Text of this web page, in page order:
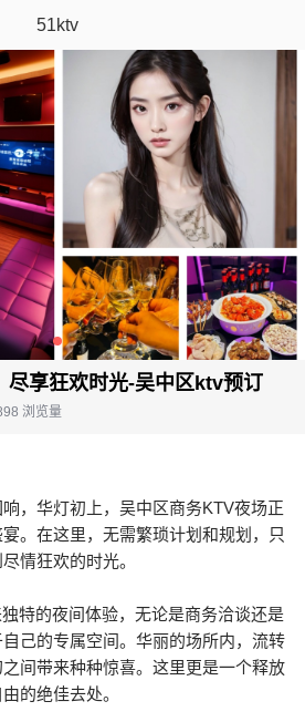
51ktv
尽享狂欢时光-吴中区ktv预订
浏览量
，华灯初上，吴中区商务KTV夜场正
。在这里，无需繁琐计划和规划，只
情狂欢的时光。
特的夜间体验，无论是商务洽谈还是
己的专属空间。华丽的场所内，流转
间带来种种惊喜。这里更是一个释放
的绝佳去处。